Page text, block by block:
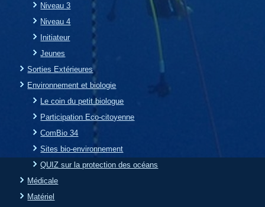
Niveau 3
Niveau 4
Initiateur
Jeunes
Sorties Extérieures
Environnement et biologie
Le coin du petit biologue
Participation Eco-citoyenne
ComBio 34
Sites bio-environnement
QUIZ sur la protection des océans
Médicale
Matériel